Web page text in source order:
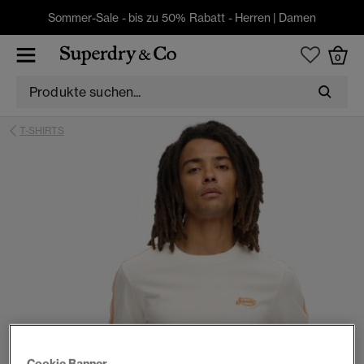
Sommer-Sale - bis zu 50% Rabatt - Herren | Damen
0
T-SHIRTS